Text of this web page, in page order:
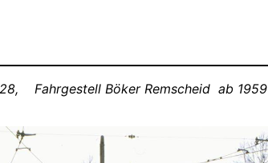
28, Fahrgestell Böker Remscheid ab 1959